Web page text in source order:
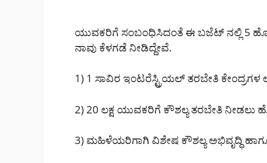
ಯುವಕರಿಗೆ ಸಂಬಂಧಿಸಿದಂತೆ ಈ ಬಜೆಟ್ ನಲ್ಲಿ 5
ನಾವು ಕೆಳಗಡೆ ನೀಡಿದ್ದೇವೆ.
1) 1 ಸಾವಿರ ಇಂಟರೆಸ್ಟ್ರಿಯಲ್ ತರಬೇತಿ
2) 20 ಲಕ್ಷ ಯುವಕರಿಗೆ ಕೌಶಲ್ಯ ತರಬೇತಿ
3) ಮಹಿಳೆಯರಿಗಾಗಿ ವಿಶೇಷ ಕೌಶಲ್ಯ ಅಭಿವೃದ್ಧಿ